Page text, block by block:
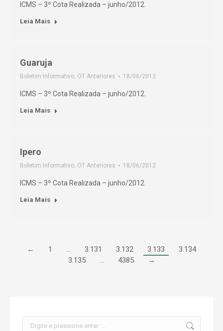
ICMS – 3º Cota Realizada – junho/2012.
Leia Mais
Guaruja
Boletim Informativo, OT Anteriores 18/06/2012
ICMS – 3º Cota Realizada – junho/2012.
Leia Mais
Ipero
Boletim Informativo, OT Anteriores 18/06/2012
ICMS – 3º Cota Realizada – junho/2012.
Leia Mais
← 1 … 3.131 3.132 3.133
3.134
3.135
… 4385 →